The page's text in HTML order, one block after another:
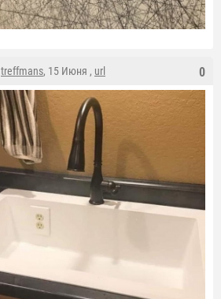
0
treffmans, 15 Июня , url